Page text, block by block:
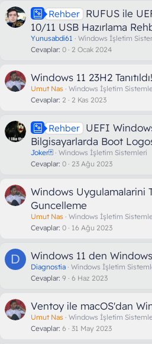
Rehber RUFUS ile
10/11 USB Hazırlama
Yunusabdi61
Windows İşletim
Cevaplar 0 2 Ocak 2024
Windows 11 23H2 Tanıtıldı!
Umut Nas Windows İşletim
Cevaplar 2 2 Kas 2023
Rehber UEFI
Bilgisayarlarda Boot
Joker🃏 Windows İşletim Sistemleri
Cevaplar 0 23 Ağu 2023
Windows Uygulamalarini
Guncelleme
Umut Nas Windows İşletim
Cevaplar 0 16 Ağu 2023
D Windows 11 den
Diagnostia Windows İşletim
Cevaplar 9 6 Haz 2023
Ventoy ile macOS'dan
Umut Nas Windows İşletim
Cevaplar 6 31 May 2023